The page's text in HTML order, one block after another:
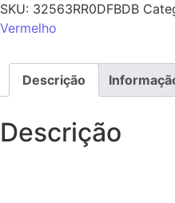
SKU: 32563RR0DFBDB
Vermelho
Descrição
Descrição